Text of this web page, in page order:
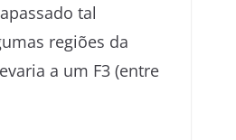
tal
regiões da
a um F3 (entre